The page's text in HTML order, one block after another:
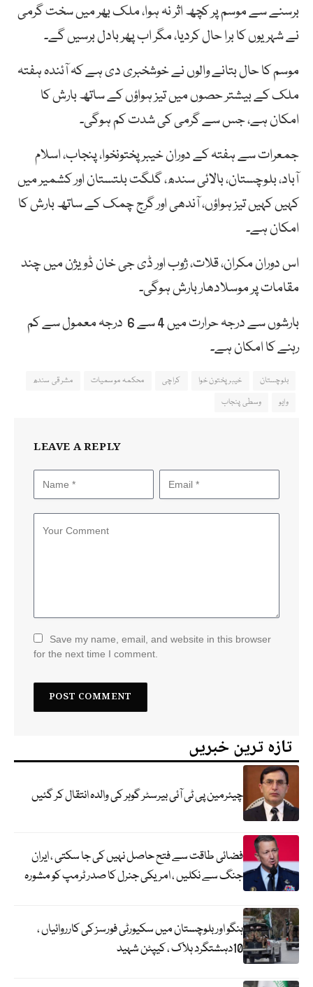
برسنے سے موسم پر کچھ اثر نہ ہوا، ملک بھر میں سخت گرمی
نے شہریوں کا برا حال کردیا، مگر اب پھر بادل برسیں گے۔
موسم کا حال بتانے والوں نے خوشخبری دی ہے کہ آئندہ ہفتہ
ملک کے بیشتر حصوں میں تیز ہواؤں کے ساتھ بارش کا
امکان ہے، جس سے گرمی کی شدت کم ہوگی۔
جمعرات سے ہفتہ کے دوران خیبرپختونخوا، پنجاب، اسلام
آباد، بلوچستان، بالائی سندھ، گلگت بلتستان اور کشمیر میں
کہیں کہیں تیز ہواؤں، آندھی اور گرج چمک کے ساتھ بارش کا
امکان ہے۔
اس دوران مکران، قلات، ژوب اور ڈی جی خان ڈویژن میں چند
مقامات پر موسلادھار بارش ہوگی۔
بارشوں سے درجہ حرارت میں 4 سے 6 درجہ معمول سے کم
رہنے کا امکان ہے۔
بلوچستان خیبرپختون خوا کراچی محکمہ موسمیات
مشرقی سندھ
وایو
وسطی پنجاب
LEAVE A REPLY
Save my name, email, and website in this browser
for the next time I comment.
تازہ ترین خبریں
چیئرمین پی ٹی آئی بیرسٹر گوہر کی والدہ انتقال کر گئیں
فضائی طاقت سے فتح حاصل نہیں کی جا سکتی ، ایران
جنگ سے نکلیں ، امریکی جنرل کا صدر ٹرمپ کو مشورہ
ہنگو اور بلوچستان میں سکیورٹی فورسز کی کارروائیاں ،
10دہشتگرد ہلاک ، کیپٹن شہید